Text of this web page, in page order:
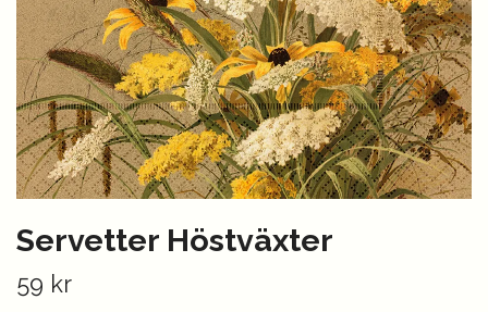
Servetter Höstväxter
59 kr